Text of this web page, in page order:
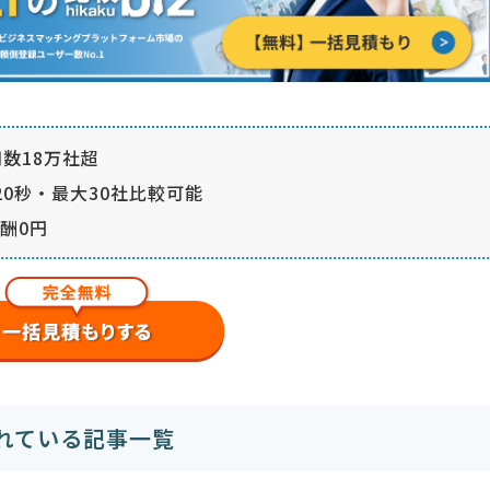
18万社超
秒・最大30社比較可能
0円
ている記事一覧